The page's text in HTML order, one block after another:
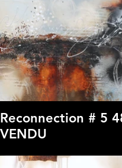
Reconnection # 5 48 x 48
VENDU